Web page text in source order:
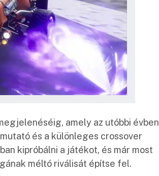
amely az utóbbi évben
és a különleges crossover
kipróbálni a játékot, és már most
méltó riválisát építse fel.